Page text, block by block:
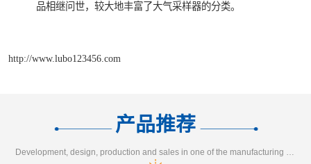
品相继问世，较大地丰富了大气采样器的分类。
http://www.lubo123456.com
产品推荐